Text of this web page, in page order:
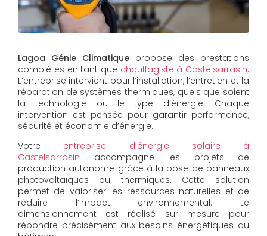
Lagoa Génie Climatique propose des prestations
complètes en tant que chauffagiste à Castelsarrasin.
L’entreprise intervient pour l’installation, l’entretien et la
réparation de systèmes thermiques, quels que soient
la technologie ou le type d’énergie. Chaque
intervention est pensée pour garantir performance,
sécurité et économie d’énergie.
Votre entreprise d’énergie solaire à
Castelsarrasin accompagne les projets de
production autonome grâce à la pose de panneaux
photovoltaïques ou thermiques. Cette solution
permet de valoriser les ressources naturelles et de
réduire l’impact environnemental. Le
dimensionnement est réalisé sur mesure pour
répondre précisément aux besoins énergétiques du